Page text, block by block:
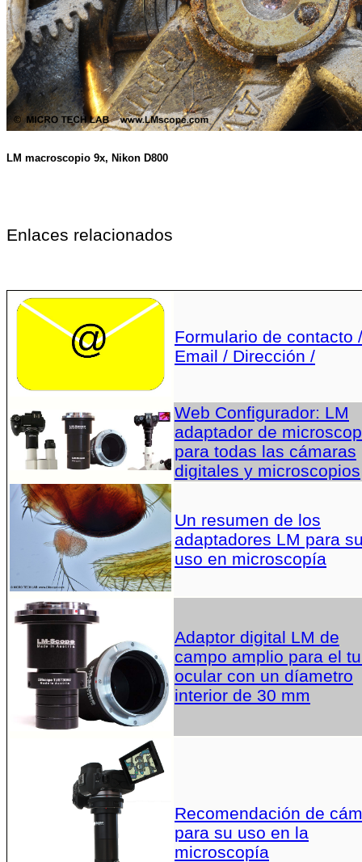
LM macroscopio 9x, Nikon D800
Enlaces relacionados
Formulario de contacto /
Email / Dirección /
Web Configurador: LM
adaptador de
para todas las cámaras
digitales y microscopios
Un resumen de los
adaptadores LM para
uso en microscopía
Adaptor digital LM de
campo amplio para el
ocular con un díametro
interior de 30 mm
Recomendación de
para su uso en la
microscopía